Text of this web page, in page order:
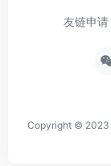
友链申请
Copyright © 2023